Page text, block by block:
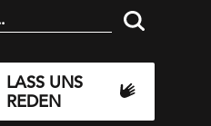
LASS UNS
REDEN